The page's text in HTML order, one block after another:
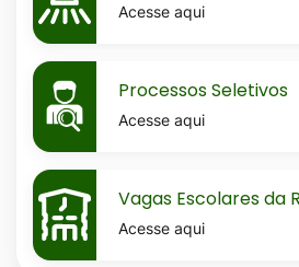
Acesse aqui
MaskProcessos-
seletivos
Processos Seletivos
Acesse aqui
MaskVagas-
escolares-
da-
Vagas Escolares da
Acesse aqui